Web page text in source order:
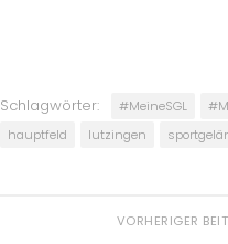
Schlagwörter: #MeineSGL
hauptfeld
lutzingen
VORHERIGER